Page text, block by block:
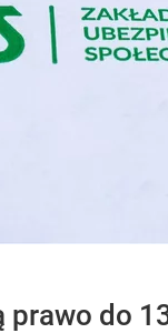
prawo do